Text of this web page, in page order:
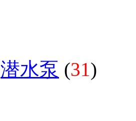
潜水泵 (31)